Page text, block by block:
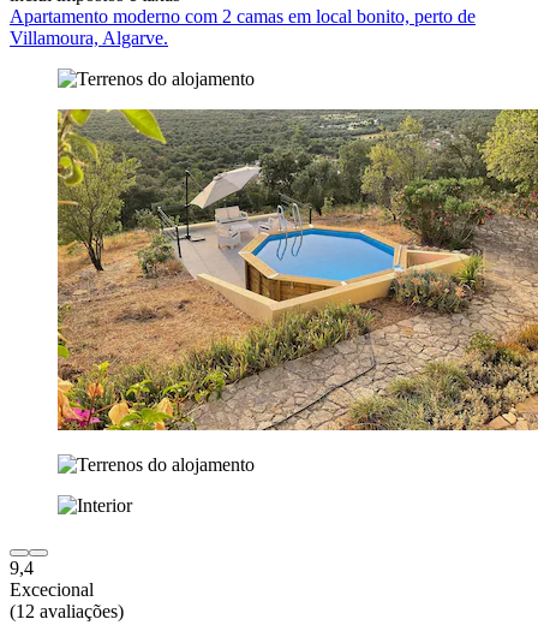
Apartamento moderno com 2 camas em local bonito, perto de
Villamoura, Algarve.
9,4
Excecional
(12 avaliações)